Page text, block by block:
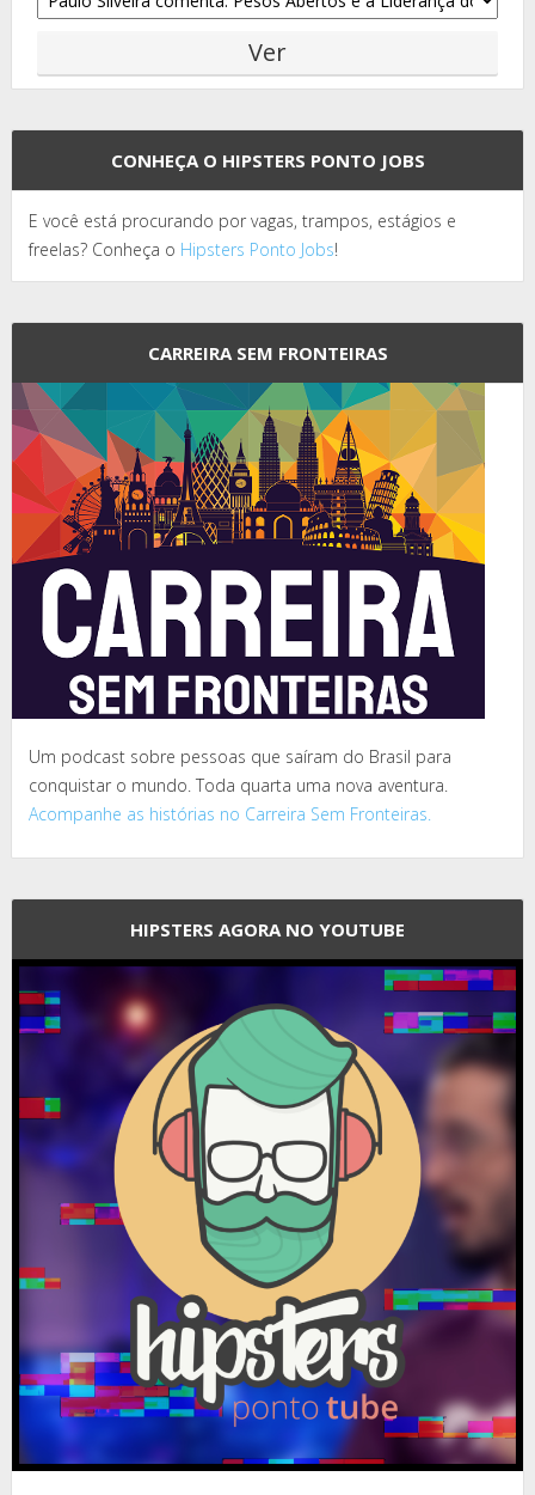
CONHEÇA O HIPSTERS PONTO JOBS
E você está procurando por vagas, trampos, estágios e
freelas? Conheça o Hipsters Ponto Jobs!
CARREIRA SEM FRONTEIRAS
Um podcast sobre pessoas que saíram do Brasil para
conquistar o mundo. Toda quarta uma nova aventura.
Acompanhe as histórias no Carreira Sem Fronteiras.
HIPSTERS AGORA NO YOUTUBE